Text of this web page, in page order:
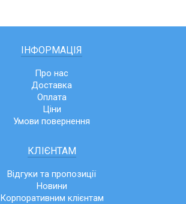
ІНФОРМАЦІЯ
Про нас
Доставка
Оплата
Ціни
Умови повернення
КЛІЄНТАМ
Відгуки та пропозиції
Новини
Корпоративним клієнтам